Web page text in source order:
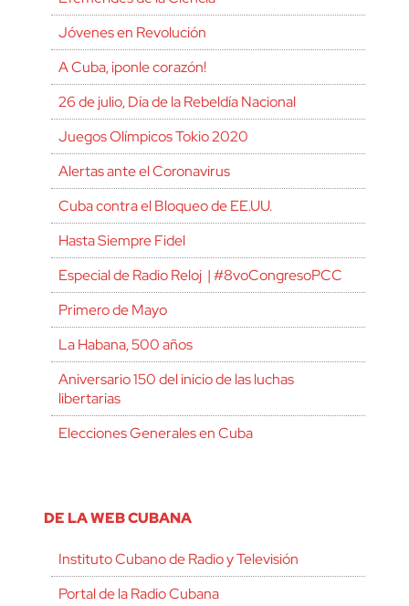
Jóvenes en Revolución
A Cuba, ¡ponle corazón!
26 de julio, Día de la Rebeldía Nacional
Juegos Olímpicos Tokio 2020
Alertas ante el Coronavirus
Cuba contra el Bloqueo de EE.UU.
Hasta Siempre Fidel
Especial de Radio Reloj | #8voCongresoPCC
Primero de Mayo
La Habana, 500 años
Aniversario 150 del inicio de las luchas
libertarias
Elecciones Generales en Cuba
DE LA WEB CUBANA
Instituto Cubano de Radio y Televisión
Portal de la Radio Cubana